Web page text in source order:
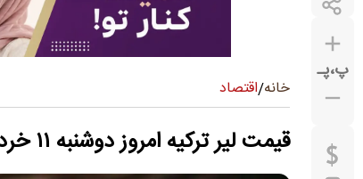
پ،پـ
خانه/اقتصاد
قیمت لیر ترکیه امروز دوشنبه ۱۱ خرداد ۱۴۰۵